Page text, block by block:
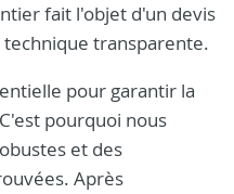
fait l'objet d'un devis
transparente.
pour garantir la
pourquoi nous
et des
Après